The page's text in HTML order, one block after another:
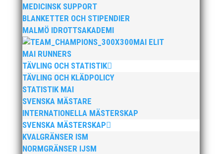
MEDICINSK SUPPORT
BLANKETTER OCH STIPENDIER
MALMÖ IDROTTSAKADEMI
MAI ELIT
MAI RUNNERS
TÄVLING OCH STATISTIK
TÄVLING OCH KLÄDPOLICY
STATISTIK MAI
SVENSKA MÄSTARE
INTERNATIONELLA MÄSTERSKAP
SVENSKA MÄSTERSKAP
KVALGRÄNSER ISM
NORMGRÄNSER IJSM
Bilder från Stafett-SM 2026. Foto: Thomas
Leandersson Fler bilder från MAI:s Årsmöte
2026